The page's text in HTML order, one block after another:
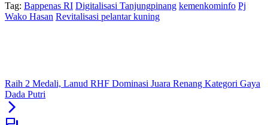
Tag: Bappenas RI Digitalisasi Tanjungpinang kemenkominfo Pj
Wako Hasan Revitalisasi pelantar kuning
Raih 2 Medali, Lanud RHF Dominasi Juara Renang Kategori Gaya
Dada Putri